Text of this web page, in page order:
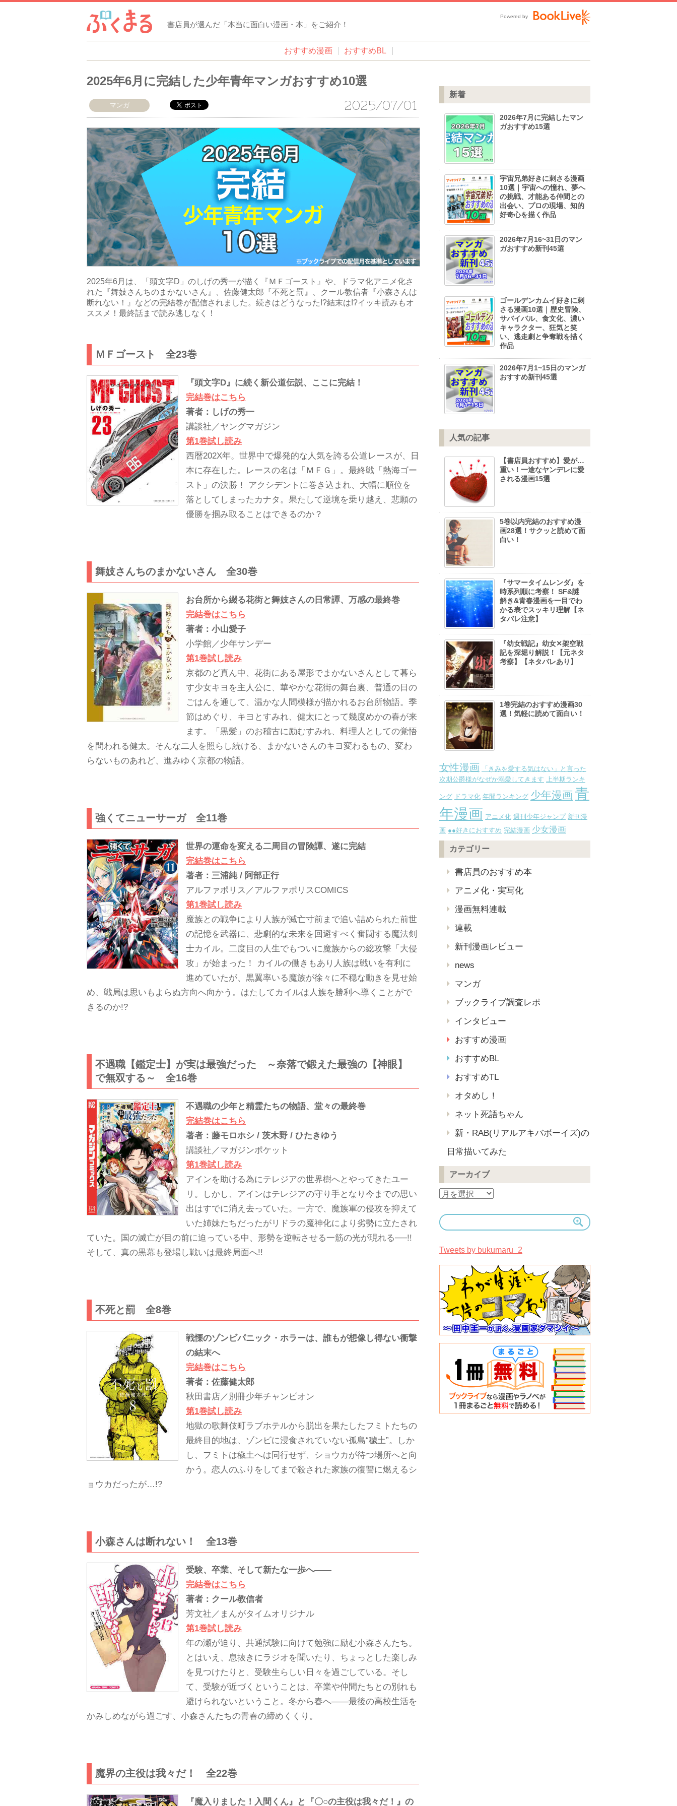
書店員が選んだ「本当に面白い漫画・本」をご紹介！
Powered by
おすすめ漫画 おすすめBL
2025年6月に完結した少年青年マンガおすすめ10選
マンガ 2025/07/01
2025年6月は、「頭文字D」のしげの秀一が描く『ＭＦゴースト』や、ドラマ化アニメ化さ
れた『舞妓さんちのまかないさん』、佐藤健太郎『不死と罰』、クール教信者『小森さんは
断れない！』などの完結巻が配信されました。続きはどうなった!?結末は!?イッキ読みもオ
ススメ！最終話まで読み逃しなく！
ＭＦゴースト 全23巻
『頭文字D』に続く新公道伝説、ここに完結！
完結巻はこちら
著者：しげの秀一
講談社／ヤングマガジン
第1巻試し読み
西暦202X年。世界中で爆発的な人気を誇る公道レースが、日
本に存在した。レースの名は「ＭＦＧ」。最終戦「熱海ゴー
スト」の決勝！ アクシデントに巻き込まれ、大幅に順位を
落としてしまったカナタ。果たして逆境を乗り越え、悲願の
優勝を掴み取ることはできるのか？
舞妓さんちのまかないさん 全30巻
お台所から綴る花街と舞妓さんの日常譚、万感の最終巻
完結巻はこちら
著者：小山愛子
小学館／少年サンデー
第1巻試し読み
京都のど真ん中、花街にある屋形でまかないさんとして暮ら
す少女キヨを主人公に、華やかな花街の舞台裏、普通の日の
ごはんを通して、温かな人間模様が描かれるお台所物語。季
節はめぐり、キヨとすみれ、健太にとって幾度めかの春が来
ます。「黒髪」のお稽古に励むすみれ、料理人としての覚悟
を問われる健太。そんな二人を照らし続ける、まかないさんのキヨ変わるもの、変わ
らないものあれど、進みゆく京都の物語。
強くてニューサーガ 全11巻
世界の運命を変える二周目の冒険譚、遂に完結
完結巻はこちら
著者：三浦純 / 阿部正行
アルファポリス／アルファポリスCOMICS
第1巻試し読み
魔族との戦争により人族が滅亡寸前まで追い詰められた前世
の記憶を武器に、悲劇的な未来を回避すべく奮闘する魔法剣
士カイル。二度目の人生でもついに魔族からの総攻撃「大侵
攻」が始まった！ カイルの働きもあり人族は戦いを有利に
進めていたが、黒翼率いる魔族が徐々に不穏な動きを見せ始
め、戦局は思いもよらぬ方向へ向かう。はたしてカイルは人族を勝利へ導くことがで
きるのか!?
不遇職【鑑定士】が実は最強だった ～奈落で鍛えた最強の【神眼】
で無双する～ 全16巻
不遇職の少年と精霊たちの物語、堂々の最終巻
完結巻はこちら
著者：藤モロホシ / 茨木野 / ひたきゆう
講談社／マガジンポケット
第1巻試し読み
アインを助ける為にテレジアの世界樹へとやってきたユー
リ。しかし、アインはテレジアの守り手となり今までの思い
出はすでに消え去っていた。一方で、魔族軍の侵攻を抑えて
いた姉妹たちだったがリドラの魔神化により劣勢に立たされ
ていた。国の滅亡が目の前に迫っている中、形勢を逆転させる一筋の光が現れる──!!
そして、真の黒幕も登場し戦いは最終局面へ!!
不死と罰 全8巻
戦慄のゾンビパニック・ホラーは、誰もが想像し得ない衝撃
の結末へ
完結巻はこちら
著者：佐藤健太郎
秋田書店／別冊少年チャンピオン
第1巻試し読み
地獄の歌舞伎町ラブホテルから脱出を果たしたフミトたちの
最終目的地は、ゾンビに浸食されていない孤島“穢土”。しか
し、フミトは穢土へは同行せず、ショウカが待つ場所へと向
かう。恋人のふりをしてまで殺された家族の復讐に燃えるシ
ョウカだったが…!?
小森さんは断れない！ 全13巻
受験、卒業、そして新たな一歩へ――
完結巻はこちら
著者：クール教信者
芳文社／まんがタイムオリジナル
第1巻試し読み
年の瀬が迫り、共通試験に向けて勉強に励む小森さんたち。
とはいえ、息抜きにラジオを聞いたり、ちょっとした楽しみ
を見つけたりと、受験生らしい日々を過ごしている。そし
て、受験が近づくということは、卒業や仲間たちとの別れも
避けられないということ。冬から春へ――最後の高校生活を
かみしめながら過ごす、小森さんたちの青春の締めくくり。
魔界の主役は我々だ！ 全22巻
『魔入りました！入間くん』と『〇○の主役は我々だ！』の
新着
2026年7月に完結したマン
ガおすすめ15選
宇宙兄弟好きに刺さる漫画
10選｜宇宙への憧れ、夢へ
の挑戦、才能ある仲間との
出会い、プロの現場、知的
好奇心を描く作品
2026年7月16~31日のマン
ガおすすめ新刊45選
ゴールデンカムイ好きに刺
さる漫画10選｜歴史冒険、
サバイバル、食文化、濃い
キャラクター、狂気と笑
い、逃走劇と争奪戦を描く
作品
2026年7月1~15日のマンガ
おすすめ新刊45選
人気の記事
【書店員おすすめ】愛が…
重い！一途なヤンデレに愛
される漫画15選
5巻以内完結のおすすめ漫
画28選！サクッと読めて面
白い！
『サマータイムレンダ』を
時系列順に考察！ SF&謎
解き&青春漫画を一目でわ
かる表でスッキリ理解【ネ
タバレ注意】
『幼女戦記』幼女✕架空戦
記を深堀り解説！【元ネタ
考察】【ネタバレあり】
1巻完結のおすすめ漫画30
選！気軽に読めて面白い！
女性漫画
「きみを愛する気はない」と言った
次期公爵様がなぜか溺愛してきます
上半期ランキ
ング ドラマ化 年間ランキング 少年漫画 青
年漫画 アニメ化 週刊少年ジャンプ 新刊漫
画 ●●好きにおすすめ 完結漫画 少女漫画
カテゴリー
書店員のおすすめ本
アニメ化・実写化
漫画無料連載
連載
新刊漫画レビュー
news
マンガ
ブックライブ調査レポ
インタビュー
おすすめ漫画
おすすめBL
おすすめTL
オタめし！
ネット死語ちゃん
新・RAB(リアルアキバボーイズ)の
日常描いてみた
アーカイブ
ア
カ
イ
Tweets by bukumaru_2